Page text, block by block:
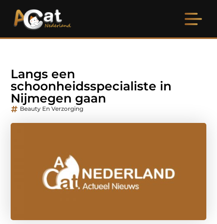
Langs een
schoonheidsspecialiste in
Nijmegen gaan
Beauty En Verzorging